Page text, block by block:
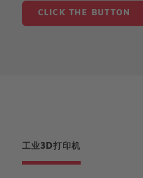
CLICK THE BUTTON
工业3D打印机